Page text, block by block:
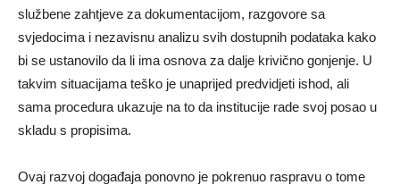
službene zahtjeve za dokumentacijom, razgovore sa
svjedocima i nezavisnu analizu svih dostupnih podataka kako
bi se ustanovilo da li ima osnova za dalje krivično gonjenje. U
takvim situacijama teško je unaprijed predvidjeti ishod, ali
sama procedura ukazuje na to da institucije rade svoj posao u
skladu s propisima.
Ovaj razvoj događaja ponovno je pokrenuo raspravu o tome